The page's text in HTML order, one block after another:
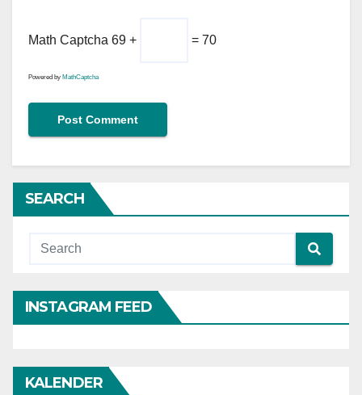
Math Captcha 69 + = 70
Powered by MathCaptcha
SEARCH
INSTAGRAM FEED
KALENDER